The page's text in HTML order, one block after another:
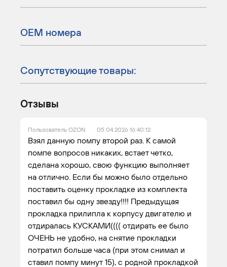
ОЕМ номера
Сопутствующие товары:
Отзывы
Пользователь OZON 05.04.2026 16:40:12
Взял данную помпу второй раз. К самой
помпе вопросов никаких, встает четко,
сделана хорошо, свою функцию выполняет
на отлично. Если бы можно было отдельно
поставить оценку прокладке из комплекта
поставил бы одну звезду!!!! Предыдущая
прокладка прилипла к корпусу двигателю и
отдиралась КУСКАМИ(((( отдирать ее было
ОЧЕНЬ не удобно, на снятие прокладки
потратил больше часа (при этом снимал и
ставил помпу минут 15), с родной прокладкой